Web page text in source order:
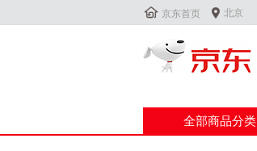
 京东首页  北京
全部商品分类